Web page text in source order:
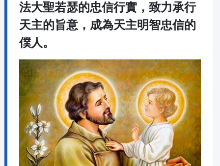
法大聖若瑟的忠信行實，致力承行
天主的旨意，成為天主明智忠信的
僕人。